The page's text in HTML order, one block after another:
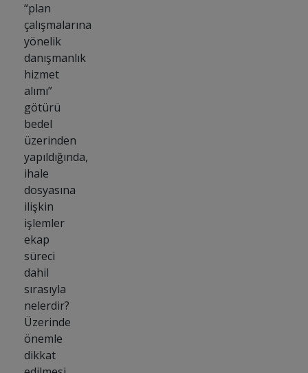
“plan
çalışmalarına
yönelik
danışmanlık
hizmet
alımı”
götürü
bedel
üzerinden
yapıldığında,
ihale
dosyasına
ilişkin
işlemler
ekap
süreci
dahil
sırasıyla
nelerdir?
Üzerinde
önemle
dikkat